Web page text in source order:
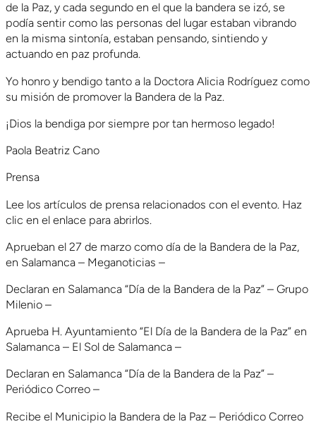
de la Paz, y cada segundo en el que la bandera se izó, se
podía sentir como las personas del lugar estaban vibrando
en la misma sintonía, estaban pensando, sintiendo y
actuando en paz profunda.
Yo honro y bendigo tanto a la Doctora Alicia Rodríguez como
su misión de promover la Bandera de la Paz.
¡Dios la bendiga por siempre por tan hermoso legado!
Paola Beatriz Cano
Prensa
Lee los artículos de prensa relacionados con el evento. Haz
clic en el enlace para abrirlos.
Aprueban el 27 de marzo como día de la Bandera de la Paz,
en Salamanca – Meganoticias –
Declaran en Salamanca “Día de la Bandera de la Paz” – Grupo
Milenio –
Aprueba H. Ayuntamiento “El Día de la Bandera de la Paz” en
Salamanca – El Sol de Salamanca –
Declaran en Salamanca “Día de la Bandera de la Paz” –
Periódico Correo –
Recibe el Municipio la Bandera de la Paz – Periódico Correo